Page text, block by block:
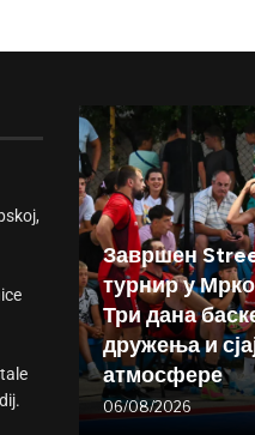
Завршен
турнир у
Три дана
дружења и
атмосфере
06/08/2026